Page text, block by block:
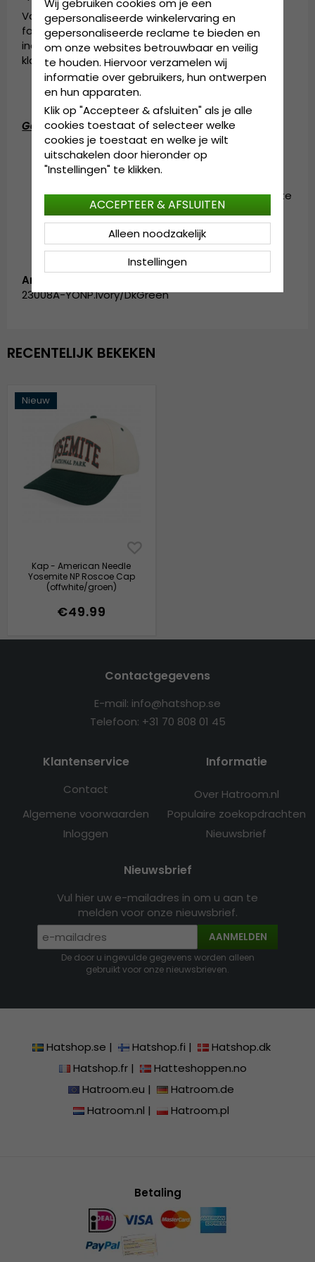
Vandaag de dag is American Needle een
familiebedrijf van de vierde generatie dat de
industrie blijft leiden met producten die door
klanten over de hele wereld worden bewonderd.
Gedetailleerde informatie:
De solide cap is aan de achterkant
verstelbaar.
Samenstelling
Maatinformatie: Eén maat - past de meeste
mensen.
Artikelnummer:
23008A-YONP.Ivory/DkGreen
RECENTELIJK BEKEKEN
Nieuw
Kap - American Needle
Yosemite NP Roscoe Cap
(offwhite/groen)
€49.99
Contactgegevens
E-mail: info@hatshop.se
Telefoon: +31 70 808 01 45
Klantenservice
Contact
Algemene voorwaarden
Inloggen
Informatie
Over Hatroom.nl
Populaire zoekopdrachten
Nieuwsbrief
Nieuwsbrief
Vul hier uw e-mailadres in om u aan te
melden voor onze nieuwsbrief.
AANMELDEN
De door u ingevulde gegevens worden alleen
gebruikt voor onze nieuwsbrieven.
Hatshop.se | Hatshop.fi |
Hatshop.dk
Hatshop.fr|
Hatteshoppen.no
Hatroom.eu |
Hatroom.de
Hatroom.nl | Hatroom.pl
Betaling
Wij gebruiken cookies om je een
gepersonaliseerde winkelervaring en
gepersonaliseerde reclame te bieden en
om onze websites betrouwbaar en veilig
te houden. Hiervoor verzamelen wij
informatie over gebruikers, hun ontwerpen
en hun apparaten.
Klik op "Accepteer & afsluiten" als je alle
cookies toestaat of selecteer welke
cookies je toestaat en welke je wilt
uitschakelen door hieronder op
"Instellingen" te klikken.
Instellingen
Alleen noodzakelijk
ACCEPTEER & AFSLUITEN